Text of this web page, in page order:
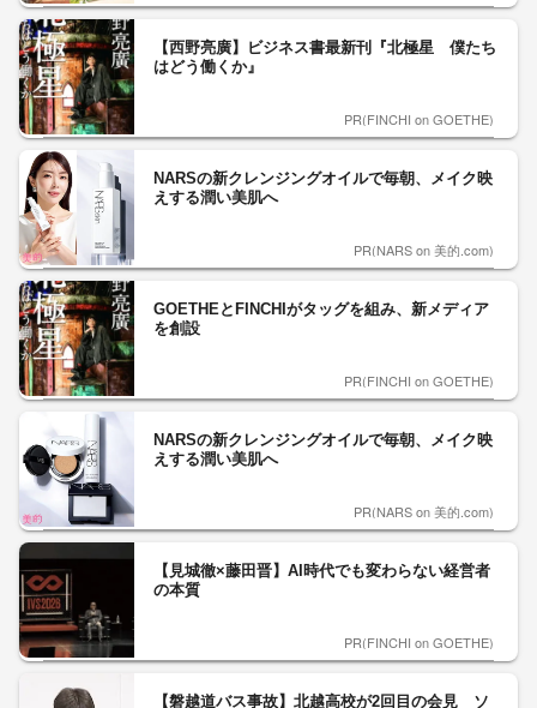
【西野亮廣】ビジネス書最新刊『北極星 僕たち
はどう働くか』
PR(FINCHI on GOETHE)
NARSの新クレンジングオイルで毎朝、メイク映
えする潤い美肌へ
PR(NARS on 美的.com)
GOETHEとFINCHIがタッグを組み、新メディア
を創設
PR(FINCHI on GOETHE)
NARSの新クレンジングオイルで毎朝、メイク映
えする潤い美肌へ
PR(NARS on 美的.com)
【見城徹×藤田晋】AI時代でも変わらない経営者
の本質
PR(FINCHI on GOETHE)
【磐越道バス事故】北越高校が2回目の会見 ソ